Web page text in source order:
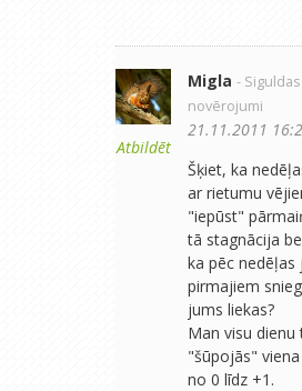
Atbildēt
Migla -
novērojumi
21.11.2011
Šķiet, ka
ar rietumu
"iepūst"
tā stagnācija
ka pēc
pirmajiem
jums liekas?
Man visu dienu
"šūpojās"
no 0 līdz +1.